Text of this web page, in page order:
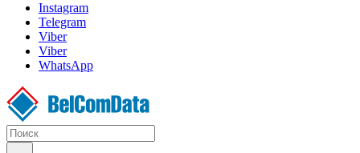
Instagram
Telegram
Viber
Viber
WhatsApp